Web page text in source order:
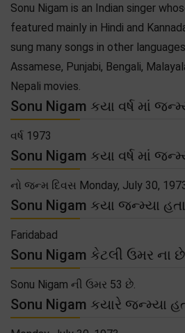
Sonu Nigam is an Indian singer
featured mainly in Hindi and
sung many songs in other
Assamese, Punjabi, Bengali,
Nepali movies.
Sonu Nigam કયા વર્ષ માં
વર્ષ 1973
Sonu Nigam કયા વર્ષ માં
નો જન્મ દિવસ Monday, July 30,
Sonu Nigam કયા જન્મ્યા
Faridabad
Sonu Nigam કેટલી ઉમર ના
Sonu Nigam ની ઉમર 53 છે.
Sonu Nigam કયારે જન્મ્યા